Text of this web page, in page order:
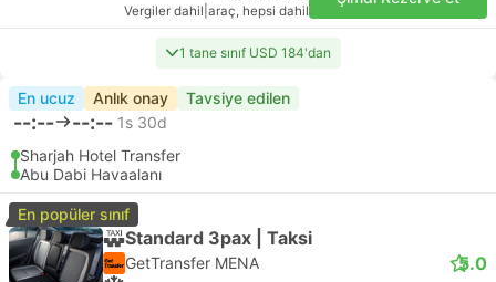
Vergiler dahil araç, hepsi dahil
1 tane sınıf USD 184'dan
En ucuz Anlık onay Tavsiye edilen
--:-- --:-- 1s 30d
Sharjah Hotel Transfer
Abu Dabi Havaalanı
En popüler sınıf
Standard 3pax | Taksi
GetTransfer MENA 5.0